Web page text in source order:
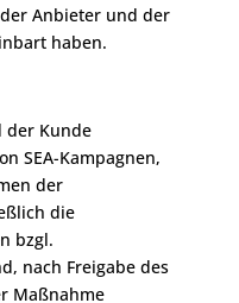
Anbieter und der
haben.
der Kunde
SEA-Kampagnen,
der
die
bzgl.
nach Freigabe des
Maßnahme